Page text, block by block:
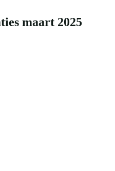
maart 2025